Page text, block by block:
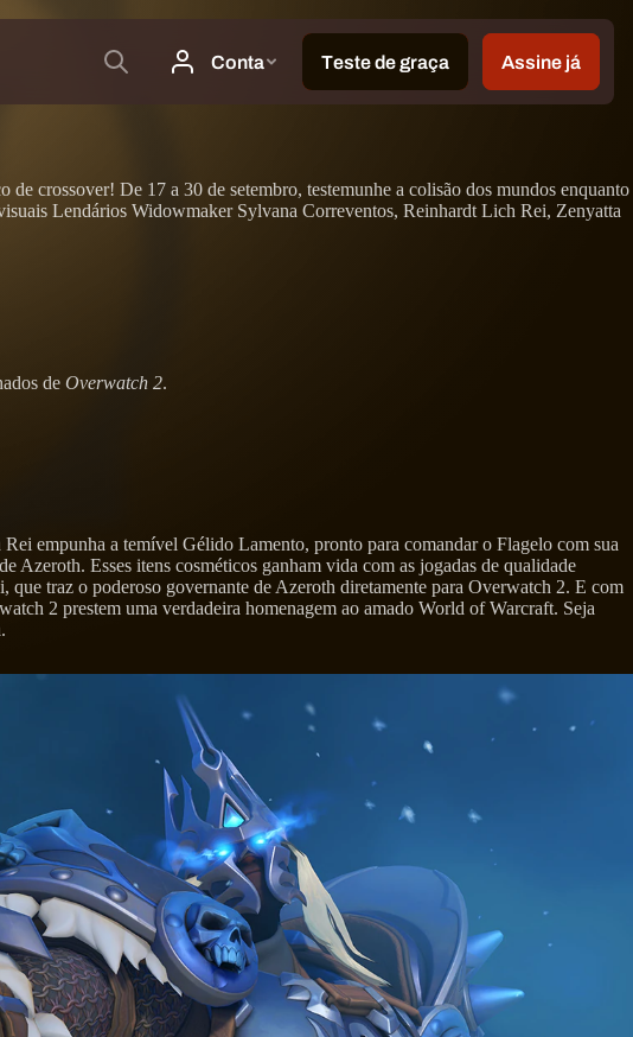
crossover! De 17 a 30 de setembro, testemunhe a colisão dos mundos enquanto
Lendários Widowmaker Sylvana Correventos, Reinhardt Lich Rei, Zenyatta
de Overwatch 2.
empunha a temível Gélido Lamento, pronto para comandar o Flagelo com sua
Esses itens cosméticos ganham vida com as jogadas de qualidade
traz o poderoso governante de Azeroth diretamente para Overwatch 2. E com
2 prestem uma verdadeira homenagem ao amado World of Warcraft. Seja